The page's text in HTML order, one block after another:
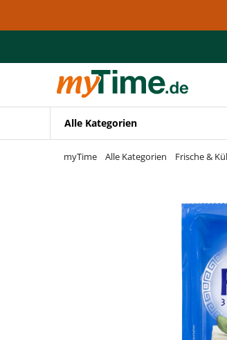
Zur Navigation springen
Alle Kategorien
myTime Alle Kategorien Frische &